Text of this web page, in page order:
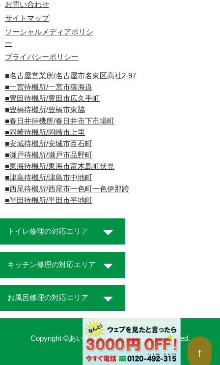
お問い合わせ
サイトマップ
ソーシャルメディアポリシ
ー
プライバシーポリシー
■名古屋営業所/名古屋市名東区高社2-97
■一宮待機所/一宮市猿海道
■豊田待機所/豊田市広久手町
■豊橋待機所/豊橋市東脇
■春日井待機所/春日井市下市場町
■岡崎待機所/岡崎市上里
■安城待機所/安城市百石町
■瀬戸待機所/瀬戸市品野町
■東海待機所/東海市富木島町伏見
■津島待機所/津島市中地町
■西尾待機所/西尾市一色町一色伊那跨
■半田待機所/半田市平地町
トイレ修理の対応エリア
キッチン修理の対応エリア
お風呂修理の対応エリア
Copyright ©あいち水道職人. All Rights Reserved.
↑